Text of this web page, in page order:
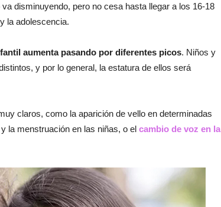
disminuyendo, pero no cesa hasta llegar a los 16-18
la adolescencia.
aumenta pasando por diferentes picos. Niños y
y por lo general, la estatura de ellos será
claros, como la aparición de vello en determinadas
la menstruación en las niñas, o el cambio de voz en la